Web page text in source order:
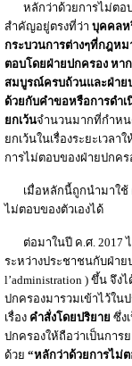
หลักว่าด้วยการไม่ตอบ
สำคัญอยู่ตรงที่ว่า บุคคลห
กระบวนการต่างๆที่กฎห
ตอบโดยฝ่ายปกครอง หา
สมบูรณ์ครบถ้วนและฝ่าย
ด้วยกับคำขอหรือการดำ
ยกเว้นจำนวนมากที่กำห
ยกเว้นในเรื่องระยะเวล
การไม่ตอบของฝ่ายปกคร
เมื่อหลักนี้ถูกนำมาใช้
ไม่ตอบของตัวเองได้
ต่อมาในปี ค.ศ. 2017
ระหว่างประชาชนกับฝ่ายป
l’administration ) ขึ้น จึ
ปกครองมารวมเข้าไว้ใน
เรื่อง คำสั่งโดยปริยาย ซึ่ง
ปกครองให้ถือว่าเป็นการ
ด้วย “หลักว่าด้วยการไม่